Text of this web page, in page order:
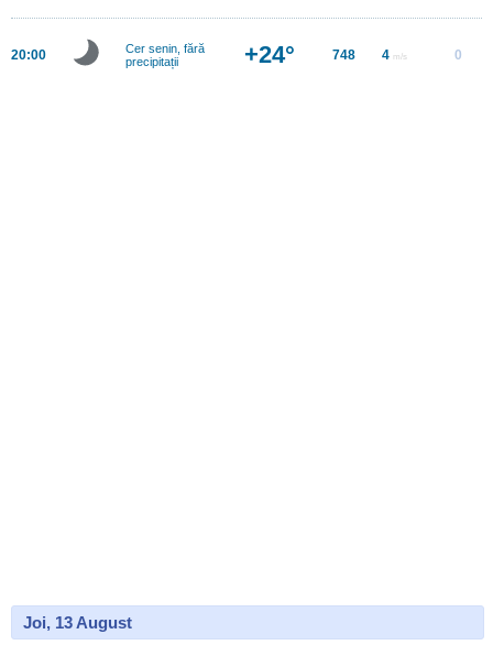
20:00
Cer senin, fără
precipitații
+24° 748 4 m/s 0
Joi, 13 August